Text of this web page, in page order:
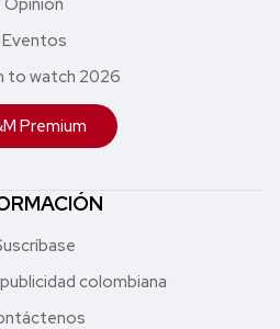
Eventos
to watch 2026
Premium
colombiana